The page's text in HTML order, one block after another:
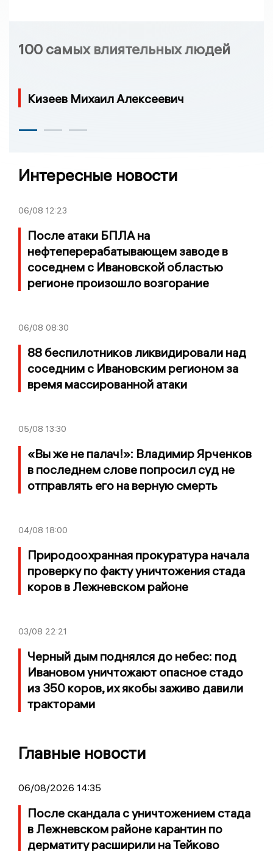
100 самых влиятельных людей
Кизеев Михаил Алексеевич
Интересные новости
06/08 12:23
После атаки БПЛА на
нефтеперерабатывающем заводе в
соседнем с Ивановской областью
регионе произошло возгорание
06/08 08:30
88 беспилотников ликвидировали над
соседним с Ивановским регионом за
время массированной атаки
05/08 13:30
«Вы же не палач!»: Владимир Ярченков
в последнем слове попросил суд не
отправлять его на верную смерть
04/08 18:00
Природоохранная прокуратура начала
проверку по факту уничтожения стада
коров в Лежневском районе
03/08 22:21
Черный дым поднялся до небес: под
Ивановом уничтожают опасное стадо
из 350 коров, их якобы заживо давили
тракторами
Главные новости
06/08/2026 14:35
После скандала с уничтожением стада
в Лежневском районе карантин по
дерматиту расширили на Тейково